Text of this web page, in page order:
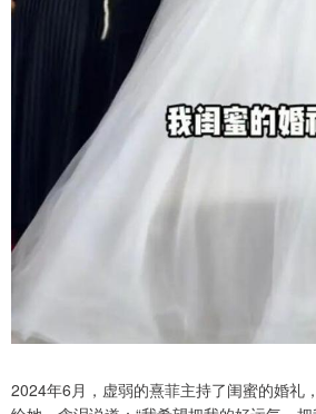
2024年6月，虚弱的熹菲主持了闺蜜的婚礼